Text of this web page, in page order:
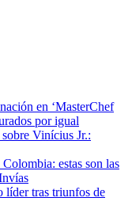
en ‘MasterChef
por igual
Vinícius Jr.:
estas son las
líder tras triunfos de